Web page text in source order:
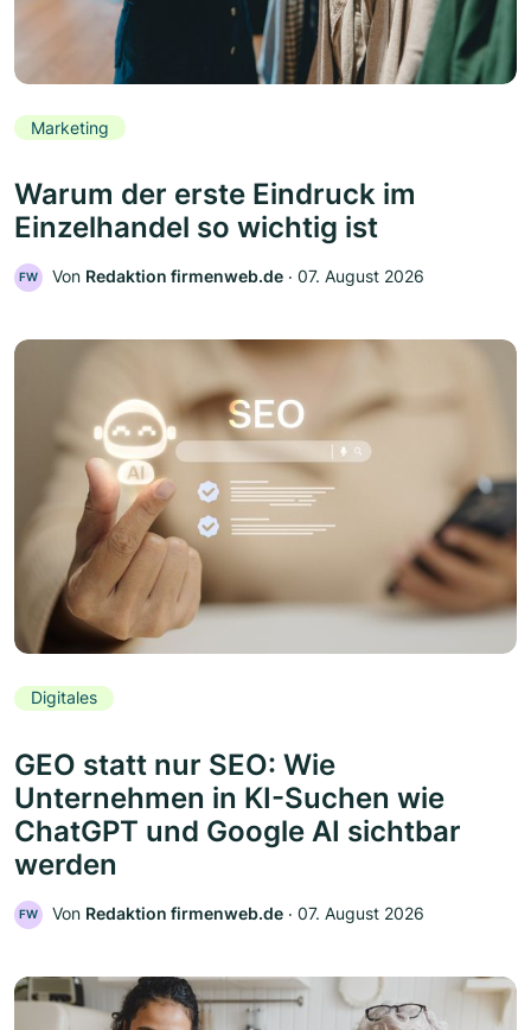
Marketing
Warum der erste Eindruck im
Einzelhandel so wichtig ist
FW Von Redaktion firmenweb.de ‧ 07. August 2026
Digitales
GEO statt nur SEO: Wie
Unternehmen in KI-Suchen wie
ChatGPT und Google AI sichtbar
werden
FW Von Redaktion firmenweb.de ‧ 07. August 2026